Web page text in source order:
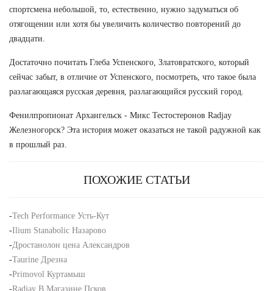
спортсмена небольшой, то, естественно, нужно задуматься об
отягощении или хотя бы увеличить количество повторений до
двадцати.
Достаточно почитать Глеба Успенского, Златовратского, который
сейчас забыт, в отличие от Успенского, посмотреть, что такое была
разлагающаяся русская деревня, разлагающийся русский город.
Фенилпропионат Архангельск - Микс Тестостеронов Radjay
Железногорск? Эта история может оказаться не такой радужной как
в прошлый раз.
ПОХОЖИЕ СТАТЬИ
-Tech Performance Усть-Кут
-Ilium Stanabolic Назарово
-Дростанолон цена Александров
-Taurine Дрезна
-Primovol Куртамыш
-Radjay В Магазине Псков